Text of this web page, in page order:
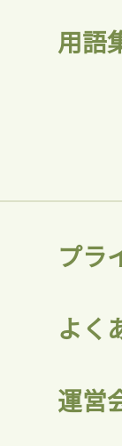
ンが必
会員登録
用語
プラ
よく
運営